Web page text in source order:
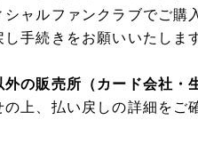
シャルファンクラブでご
手続きをお願いいたしま
の販売所（カード会社・
上、払い戻しの詳細をご